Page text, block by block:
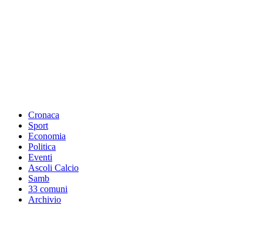
Cronaca
Sport
Economia
Politica
Eventi
Ascoli Calcio
Samb
33 comuni
Archivio